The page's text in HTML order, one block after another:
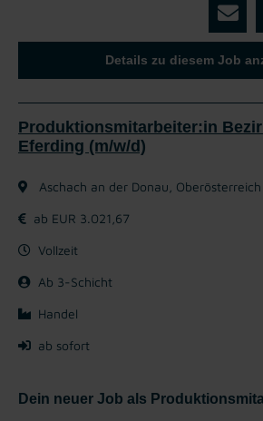
Details zu diesem Job
Produktionsmitarbeiter:in
Eferding (m/w/d)
Aschach an der Donau, Oberösterreich
ab EUR 3.021,67
Vollzeit
Ab 3-Schicht
Handel
ab sofort
Dein neuer Job als